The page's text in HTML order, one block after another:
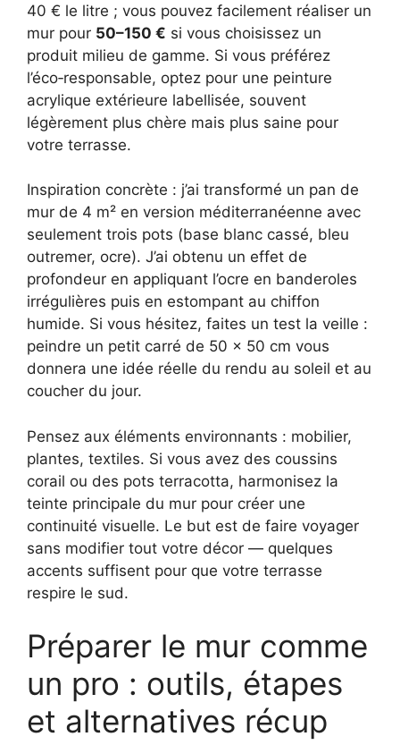
40 € le litre ; vous pouvez facilement réaliser un
mur pour 50–150 € si vous choisissez un
produit milieu de gamme. Si vous préférez
l’éco‑responsable, optez pour une peinture
acrylique extérieure labellisée, souvent
légèrement plus chère mais plus saine pour
votre terrasse.
Inspiration concrète : j’ai transformé un pan de
mur de 4 m² en version méditerranéenne avec
seulement trois pots (base blanc cassé, bleu
outremer, ocre). J’ai obtenu un effet de
profondeur en appliquant l’ocre en banderoles
irrégulières puis en estompant au chiffon
humide. Si vous hésitez, faites un test la veille :
peindre un petit carré de 50 x 50 cm vous
donnera une idée réelle du rendu au soleil et au
coucher du jour.
Pensez aux éléments environnants : mobilier,
plantes, textiles. Si vous avez des coussins
corail ou des pots terracotta, harmonisez la
teinte principale du mur pour créer une
continuité visuelle. Le but est de faire voyager
sans modifier tout votre décor — quelques
accents suffisent pour que votre terrasse
respire le sud.
Préparer le mur comme
un pro : outils, étapes
et alternatives récup